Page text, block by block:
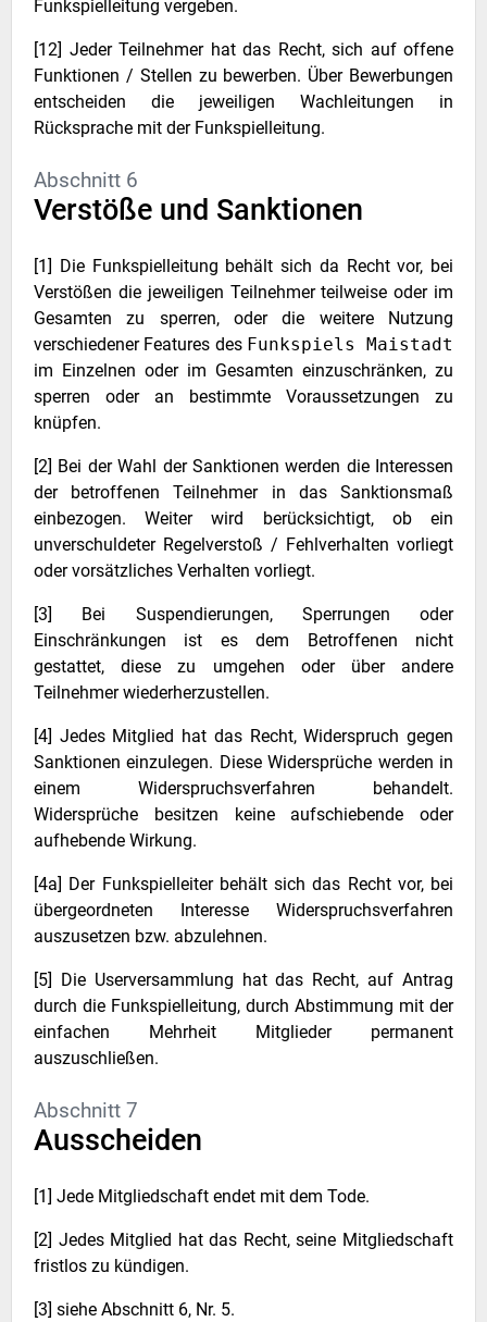
Funkspielleitung vergeben.
[12] Jeder Teilnehmer hat das Recht, sich auf offene
Funktionen / Stellen zu bewerben. Über Bewerbungen
entscheiden die jeweiligen Wachleitungen in
Rücksprache mit der Funkspielleitung.
Abschnitt 6
Verstöße und Sanktionen
[1] Die Funkspielleitung behält sich da Recht vor, bei
Verstößen die jeweiligen Teilnehmer teilweise oder im
Gesamten zu sperren, oder die weitere Nutzung
verschiedener Features des Funkspiels Maistadt
im Einzelnen oder im Gesamten einzuschränken, zu
sperren oder an bestimmte Voraussetzungen zu
knüpfen.
[2] Bei der Wahl der Sanktionen werden die Interessen
der betroffenen Teilnehmer in das Sanktionsmaß
einbezogen. Weiter wird berücksichtigt, ob ein
unverschuldeter Regelverstoß / Fehlverhalten vorliegt
oder vorsätzliches Verhalten vorliegt.
[3] Bei Suspendierungen, Sperrungen oder
Einschränkungen ist es dem Betroffenen nicht
gestattet, diese zu umgehen oder über andere
Teilnehmer wiederherzustellen.
[4] Jedes Mitglied hat das Recht, Widerspruch gegen
Sanktionen einzulegen. Diese Widersprüche werden in
einem Widerspruchsverfahren behandelt.
Widersprüche besitzen keine aufschiebende oder
aufhebende Wirkung.
[4a] Der Funkspielleiter behält sich das Recht vor, bei
übergeordneten Interesse Widerspruchsverfahren
auszusetzen bzw. abzulehnen.
[5] Die Userversammlung hat das Recht, auf Antrag
durch die Funkspielleitung, durch Abstimmung mit der
einfachen Mehrheit Mitglieder permanent
auszuschließen.
Abschnitt 7
Ausscheiden
[1] Jede Mitgliedschaft endet mit dem Tode.
[2] Jedes Mitglied hat das Recht, seine Mitgliedschaft
fristlos zu kündigen.
[3] siehe Abschnitt 6, Nr. 5.